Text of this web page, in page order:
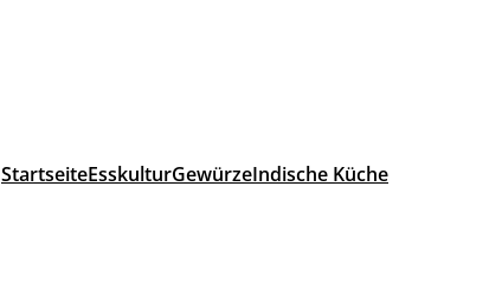
StartseiteEsskulturGewürzeIndische Küche